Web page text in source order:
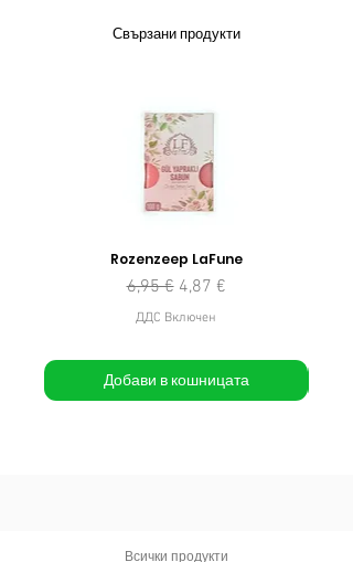
Свързани продукти
Rozenzeep LaFune
Редовна цена
6,95 € Продажна цена
4,87 €
ДДС Включен
Добави в кошницата
Всички продукти